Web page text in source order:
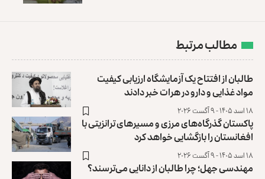
مطالب مرتبط
طالبان از افتتاح یک آزمایشگاه ارزیابی کیفیت
مواد غذایی و دارو در هرات خبر دادند
۱۸ اسد ۱۴۰۵ - ۹ آگست ۲۰۲۶
پاکستان گذرگاه‌های مرزی و مسیرهای ترانزیتی با
افغانستان را بازگشایی خواهد کرد
۱۸ اسد ۱۴۰۵ - ۹ آگست ۲۰۲۶
مهندسی جهل؛ چرا طالبان از دانایی می‌ترسند؟